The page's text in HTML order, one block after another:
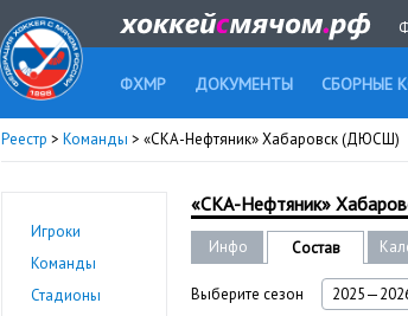
ФХМР ДОКУМЕНТЫ СБОРНЫЕ
Реестр > Команды > «СКА-Нефтяник» Хабаровск (ДЮСШ)
Игроки
Команды
Стадионы
«СКА-Нефтяник»
Инфо Состав
Выберите сезон